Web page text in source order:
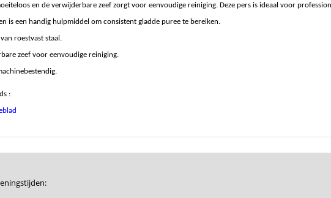
en de verwijderbare zeef zorgt voor eenvoudige reiniging. Deze pers is ideaal voor
is een handig hulpmiddel om consistent gladde puree te bereiken.
roestvast staal.
zeef voor eenvoudige reiniging.
: